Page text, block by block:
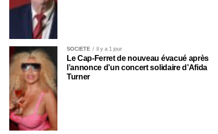
SOCIÉTÉ Il y a 1 jour
Le Cap-Ferret de nouveau évacué après
l’annonce d’un concert solidaire d’Afida
Turner